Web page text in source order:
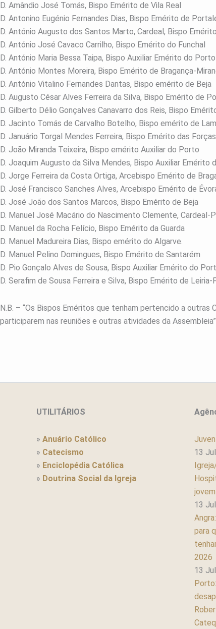
D. Amândio José Tomás, Bispo Emérito de Vila Real
D. Antonino Eugénio Fernandes Dias, Bispo Emérito de
D. António Augusto dos Santos Marto, Cardeal, Bispo
D. António José Cavaco Carrilho, Bispo Emérito do Funchal
D. António Maria Bessa Taipa, Bispo Auxiliar Emérito do Porto
D. António Montes Moreira, Bispo Emérito de Bragança-
D. António Vitalino Fernandes Dantas, Bispo emérito de Beja
D. Augusto César Alves Ferreira da Silva, Bispo Emérito de
D. Gilberto Délio Gonçalves Canavarro dos Reis, Bispo
D. Jacinto Tomás de Carvalho Botelho, Bispo emérito de
D. Januário Torgal Mendes Ferreira, Bispo Emérito das
D. João Miranda Teixeira, Bispo emérito Auxiliar do Porto
D. Joaquim Augusto da Silva Mendes, Bispo Auxiliar Emérito
D. Jorge Ferreira da Costa Ortiga, Arcebispo Emérito de
D. José Francisco Sanches Alves, Arcebispo Emérito de
D. José João dos Santos Marcos, Bispo Emérito de Beja
D. Manuel José Macário do Nascimento Clemente, Cardeal-
D. Manuel da Rocha Felício, Bispo Emérito da Guarda
D. Manuel Madureira Dias, Bispo emérito do Algarve.
D. Manuel Pelino Domingues, Bispo Emérito de Santarém
D. Pio Gonçalo Alves de Sousa, Bispo Auxiliar Emérito do
D. Serafim de Sousa Ferreira e Silva, Bispo Emérito de Leiria-
N.B. – “Os Bispos Eméritos que tenham pertencido a
participarem nas reuniões e outras atividades da
UTILITÁRIOS
» Anuário Católico
» Catecismo
» Enciclopédia Católica
» Doutrina Social da Igreja
13
13
para
2026
13